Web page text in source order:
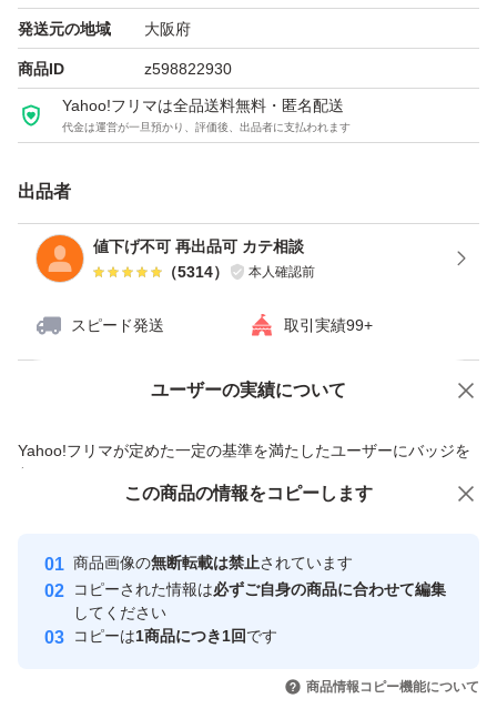
発送元の地域 大阪府
商品ID z598822930
Yahoo!フリマは全品送料無料・匿名配送
代金は運営が一旦預かり、評価後、出品者に支払われます
出品者
値下げ不可 再出品可 カテ相談
（5314） 本人確認前
スピード発送 取引実績99+
ユーザーの実績について
Yahoo!フリマが定めた一定の基準を満たしたユーザーにバッジを
付与しています
安心取引出品者
心・安全なユーザーです
取引実績
引を完了させた実績があります
価格の相談 商品への質問
この商品の情報をコピーします
商品画像の無断転載は禁止されています
コピーされた情報は必ずご自身の商品に合わせて編集
してください
コピーは1商品につき1回です
商品情報コピー機能について
この商品をみている人にオススメ